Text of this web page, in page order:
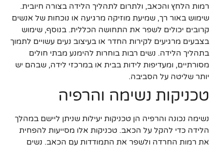
רמות הלחץ והכאב, ולתרום לתהליך הלידה בצורה חיובית.
שימוש באור רך, שמיעת מוזיקה מרגיעה או נוכחות של אנשים
קרובים יכולים לשפר את התחושה הכללית. בנוסף, שימוש
בצבעים מרגיעים לקירות החדר או בעיצוב נעים עשויים לתמוך
בתהליך הלידה. נשים רבות בוחרות להימנע מבתי חולים
מסורתיים, ומעדיפות לידות בבית או במרכזי לידה, שבהם יש
יותר שליטה על הסביבה.
טכניקות נשימה והרפיה
נשימה נכונה והרפיה הן טכניקות יעילות שניתן ליישם במהלך
הלידה כדי להקל על הכאב. טכניקות אלו מסייעות להפחית
את רמות החרדה ולשפר את התמודדות עם הכאב. נשים